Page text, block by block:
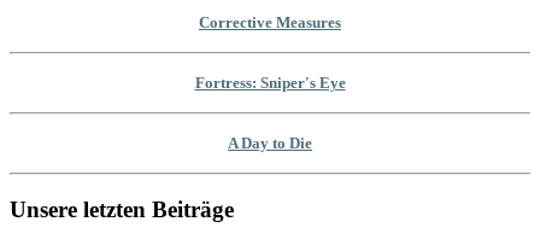
Corrective Measures
Fortress: Sniper's Eye
A Day to Die
Unsere letzten Beiträge